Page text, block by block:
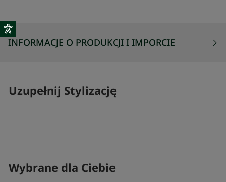
INFORMACJE O PRODUKCJI I IMPORCIE
Uzupełnij Stylizację
Wybrane dla Ciebie